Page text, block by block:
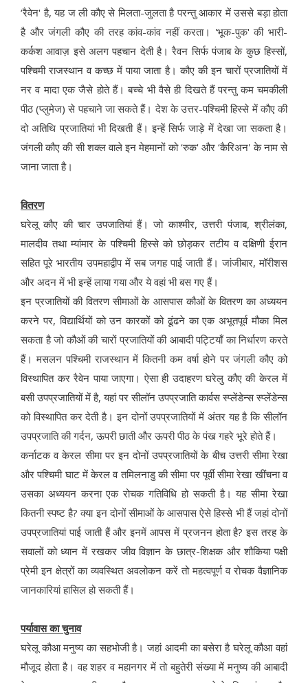
‘रैवेन' है, यह ज ली कौए से मिलता-जुलता है परन्तु आकार में उससे बड़ा होता
है और जंगली कौए की तरह कांव-कांव नहीं करता। 'भूक-पुक' की भारी-
कर्कश आवाज़ इसे अलग पहचान देती है। रैवन सिर्फ पंजाब के कुछ हिस्सों,
पश्चिमी राजस्थान व कच्छ में पाया जाता है। कौए की इन चारों प्रजातियों में
नर व मादा एक जैसे होते हैं। बच्चे भी वैसे ही दिखते हैं परन्तु कम चमकीली
पीठ (प्लुमेज) से पहचाने जा सकते हैं। देश के उत्तर-पश्चिमी हिस्से में कौए की
दो अतिथि प्रजातियां भी दिखती हैं। इन्हें सिर्फ जाड़े में देखा जा सकता है।
जंगली कौए की सी शक्ल वाले इन मेहमानों को ‘रुक' और ‘कैरिअन' के नाम से
जाना जाता है।
वितरण
घरेलू कौए की चार उपजातियां हैं। जो काश्मीर, उत्तरी पंजाब, श्रीलंका,
मालदीव तथा म्यांमार के पश्चिमी हिस्से को छोड़कर तटीय व दक्षिणी ईरान
सहित पूरे भारतीय उपमहाद्वीप में सब जगह पाई जाती हैं। जांजीबार, मॉरीशस
और अदन में भी इन्हें लाया गया और ये वहां भी बस गए हैं।
इन प्रजातियों की वितरण सीमाओं के आसपास कौओं के वितरण का अध्ययन
करने पर, विद्यार्थियों को उन कारकों को ढूंढने का एक अभूतपूर्व मौका मिल
सकता है जो कौओं की चारों प्रजातियों की आबादी पट्टियाँ का निर्धारण करते
हैं। मसलन पश्चिमी राजस्थान में कितनी कम वर्षा होने पर जंगली कौए को
विस्थापित कर रैवेन पाया जाएगा। ऐसा ही उदाहरण घरेलु कौए की केरल में
बसी उपप्रजातियों में है, यहां पर सीलॉन उपप्रजाति कार्वस स्प्लेंडेन्स स्प्लेंडेन्स
को विस्थापित कर देती है। इन दोनों उपप्रजातियों में अंतर यह है कि सीलॉन
उपप्रजाति की गर्दन, ऊपरी छाती और ऊपरी पीठ के पंख गहरे भूरे होते हैं।
कर्नाटक व केरल सीमा पर इन दोनों उपप्रजातियों के बीच उत्तरी सीमा रेखा
और पश्चिमी घाट में केरल व तमिलनाडु की सीमा पर पूर्वी सीमा रेखा खींचना व
उसका अध्ययन करना एक रोचक गतिविधि हो सकती है। यह सीमा रेखा
कितनी स्पष्ट है? क्या इन दोनों सीमाओं के आसपास ऐसे हिस्से भी हैं जहां दोनों
उपप्रजातियां पाई जाती हैं और इनमें आपस में प्रजनन होता है? इस तरह के
सवालों को ध्यान में रखकर जीव विज्ञान के छात्र-शिक्षक और शौकिया पक्षी
प्रेमी इन क्षेत्रों का व्यवस्थित अवलोकन करें तो महत्वपूर्ण व रोचक वैज्ञानिक
जानकारियां हासिल हो सकती हैं।
पर्यावास का चुनाव
घरेलू कौआ मनुष्य का सहभोजी है। जहां आदमी का बसेरा है घरेलू कौआ वहां
मौजूद होता है। वह शहर व महानगर में तो बहुतेरी संख्या में मनुष्य की आबादी